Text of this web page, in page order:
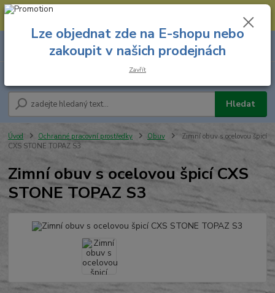
--- Spojovací materiál: 774 431 045 --- Prodejna nářadí: 731 449 423 --
Hledat
8.00 hod. - 16.00 hod.
za
Úvod Ochranné pracovní prostředky Obuv
Zimní obuv s ocelovou špicí
CXS STONE TOPAZ S3
Zimní obuv s ocelovou špicí CXS
STONE TOPAZ S3
Lze objednat zde na E-shopu nebo
zakoupit v našich prodejnách
Zavřít